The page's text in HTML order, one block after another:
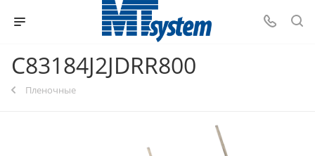
C83184J2JDRR800
Пленочные